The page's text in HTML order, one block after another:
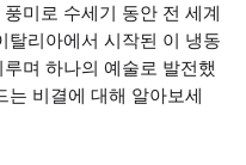
미로 수세기 동안 전 세계
탈리아에서 시작된 이 냉동
며 하나의 예술로 발전했
는 비결에 대해 알아보세